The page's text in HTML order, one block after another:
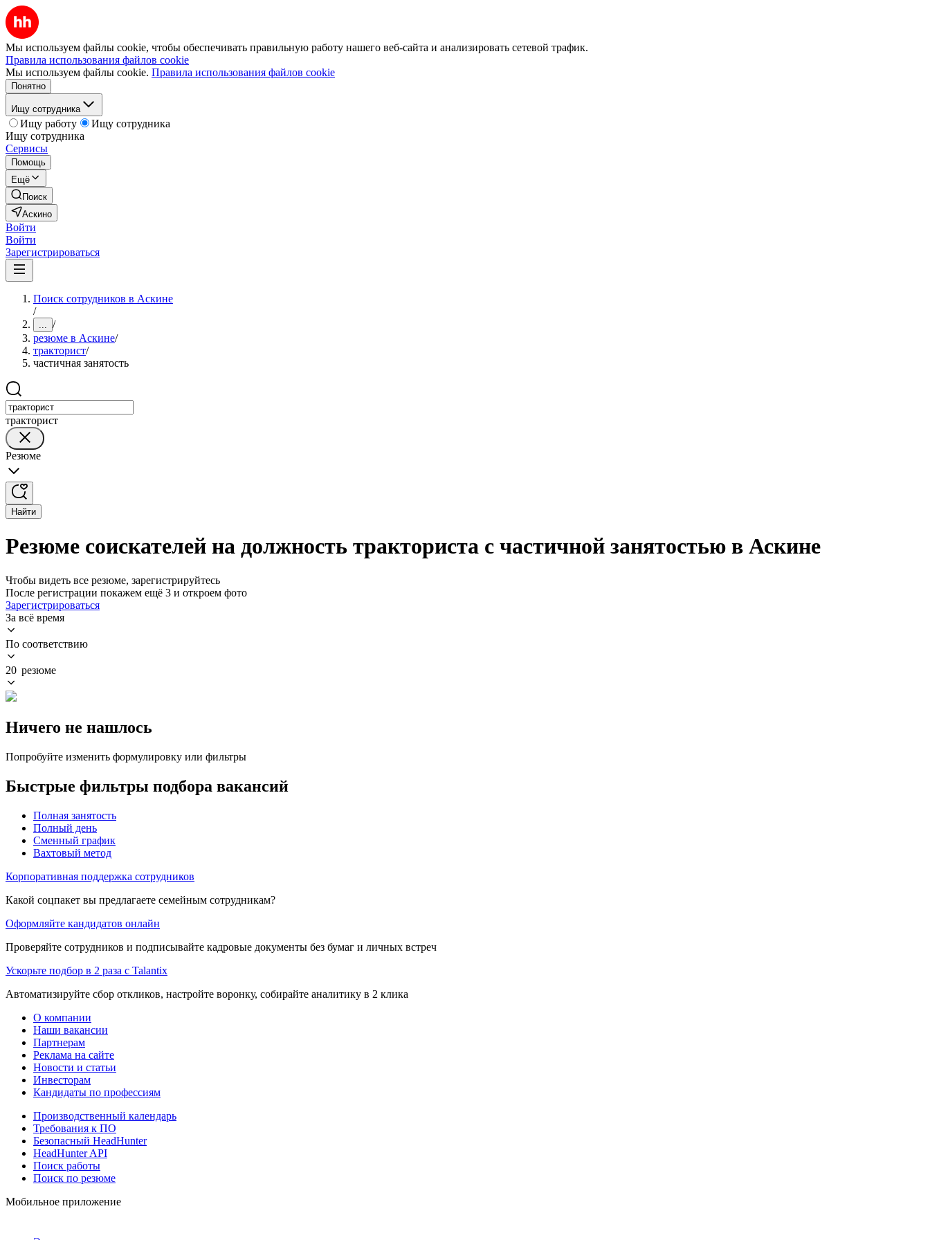
Мы используем файлы cookie, чтобы обеспечивать правильную работу нашего веб-сайта и анализировать сетевой трафик.
Правила использования файлов cookie
Мы используем файлы cookie. Правила использования файлов cookie
Понятно
Ищу сотрудника
Ищу работу
Ищу сотрудника
Ищу сотрудника
Сервисы
Помощь
Ещё
Поиск
Аскино
Войти
Войти
Зарегистрироваться
Поиск сотрудников в Аскине
/
... /
резюме в Аскине/
тракторист/
частичная занятость
тракторист
Резюме
Найти
Резюме соискателей на должность тракториста с частичной занятостью в Аскине
Чтобы видеть все резюме, зарегистрируйтесь
После регистрации покажем ещё 3 и откроем фото
Зарегистрироваться
За всё время
По соответствию
20 резюме
Ничего не нашлось
Попробуйте изменить формулировку или фильтры
Быстрые фильтры подбора вакансий
Полная занятость
Полный день
Сменный график
Вахтовый метод
Корпоративная поддержка сотрудников
Какой соцпакет вы предлагаете семейным сотрудникам?
Оформляйте кандидатов онлайн
Проверяйте сотрудников и подписывайте кадровые документы без бумаг и личных встреч
Ускорьте подбор в 2 раза с Talantix
Автоматизируйте сбор откликов, настройте воронку, собирайте аналитику в 2 клика
О компании
Наши вакансии
Партнерам
Реклама на сайте
Новости и статьи
Инвесторам
Кандидаты по профессиям
Производственный календарь
Требования к ПО
Безопасный HeadHunter
HeadHunter API
Поиск работы
Поиск по резюме
Мобильное приложение